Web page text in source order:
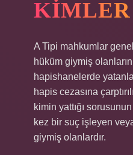
KIMLER
A Tipi mahkumlar
hüküm giymiş
hapishanelerde
hapis cezasına
kimin yattığı
kez bir suç işleyen
giymiş olanlardır.